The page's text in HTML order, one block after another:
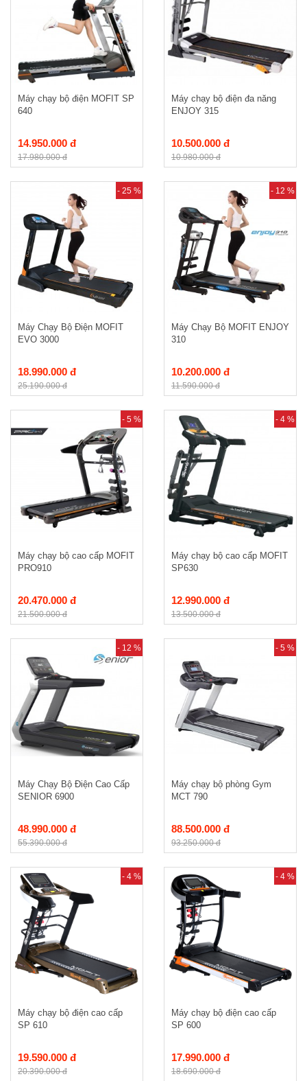
Máy chạy bộ điện MOFIT SP
640
14.950.000 đ
17.980.000 đ
Máy chạy bộ điện đa năng
ENJOY 315
10.500.000 đ
10.980.000 đ
- 25 %
Máy Chạy Bộ Điện MOFIT
EVO 3000
18.990.000 đ
25.190.000 đ
- 12 %
Máy Chạy Bộ MOFIT ENJOY
310
10.200.000 đ
11.590.000 đ
- 5 %
Máy chạy bộ cao cấp MOFIT
PRO910
20.470.000 đ
21.500.000 đ
- 4 %
Máy chạy bộ cao cấp MOFIT
SP630
12.990.000 đ
13.500.000 đ
- 12 %
Máy Chạy Bộ Điện Cao Cấp
SENIOR 6900
48.990.000 đ
55.390.000 đ
- 5 %
Máy chạy bộ phòng Gym
MCT 790
88.500.000 đ
93.250.000 đ
- 4 %
Máy chạy bộ điện cao cấp
SP 610
19.590.000 đ
20.390.000 đ
- 4 %
Máy chạy bộ điện cao cấp
SP 600
17.990.000 đ
18.690.000 đ